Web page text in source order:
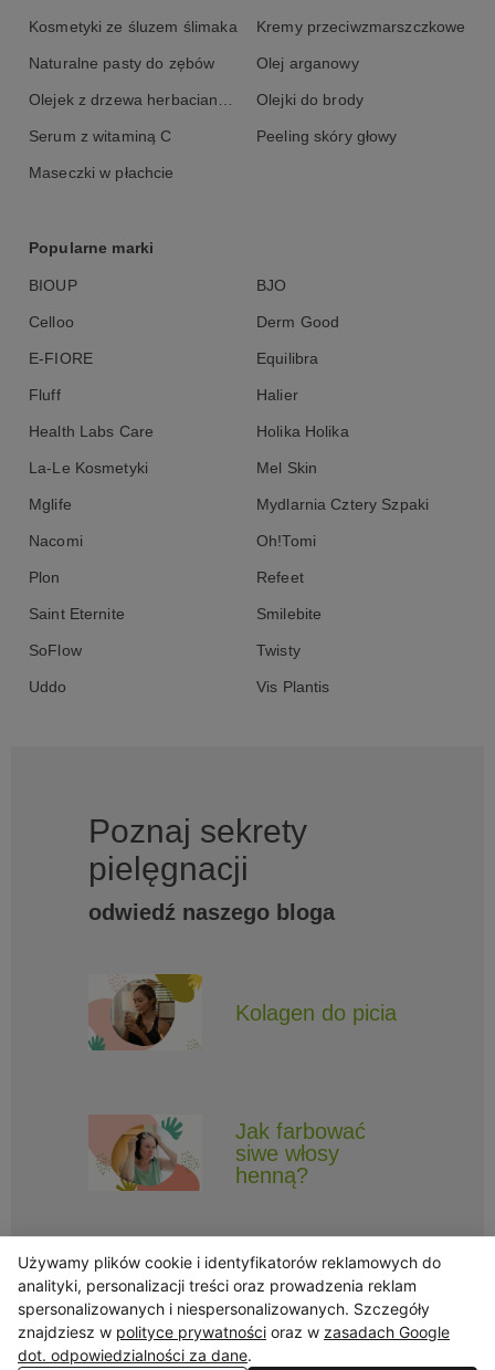
Kosmetyki ze śluzem ślimaka Kremy przeciwzmarszczkowe
Naturalne pasty do zębów Olej arganowy
Olejek z drzewa herbacianego Olejki do brody
Serum z witaminą C Peeling skóry głowy
Maseczki w płachcie
Popularne marki
BIOUP BJO
Celloo Derm Good
E-FIORE Equilibra
Fluff Halier
Health Labs Care Holika Holika
La-Le Kosmetyki Mel Skin
Mglife Mydlarnia Cztery Szpaki
Nacomi Oh!Tomi
Plon Refeet
Saint Eternite Smilebite
SoFlow Twisty
Uddo Vis Plantis
Poznaj sekrety
pielęgnacji
odwiedź naszego bloga
Kolagen do picia
Jak farbować
siwe włosy
henną?
Obserwuj Triny, by nie ominęły Cię najlepsze promocje i informacje
o nowościach.
Używamy plików cookie i identyfikatorów reklamowych do
analityki, personalizacji treści oraz prowadzenia reklam
spersonalizowanych i niespersonalizowanych. Szczegóły
znajdziesz w polityce prywatności oraz w zasadach Google
dot. odpowiedzialności za dane.